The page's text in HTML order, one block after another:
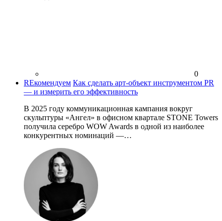
0
REкомендуем Как сделать арт-объект инструментом PR
— и измерить его эффективность
В 2025 году коммуникационная кампания вокруг
скульптуры «Ангел» в офисном квартале STONE Towers
получила серебро WOW Awards в одной из наиболее
конкурентных номинаций —…